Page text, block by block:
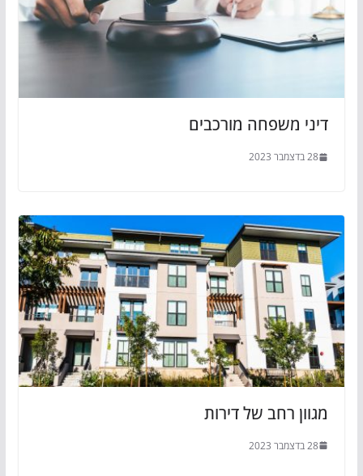
דיני משפחה מורכבים
28 בדצמבר 2023
מגוון רחב של דירות
28 בדצמבר 2023